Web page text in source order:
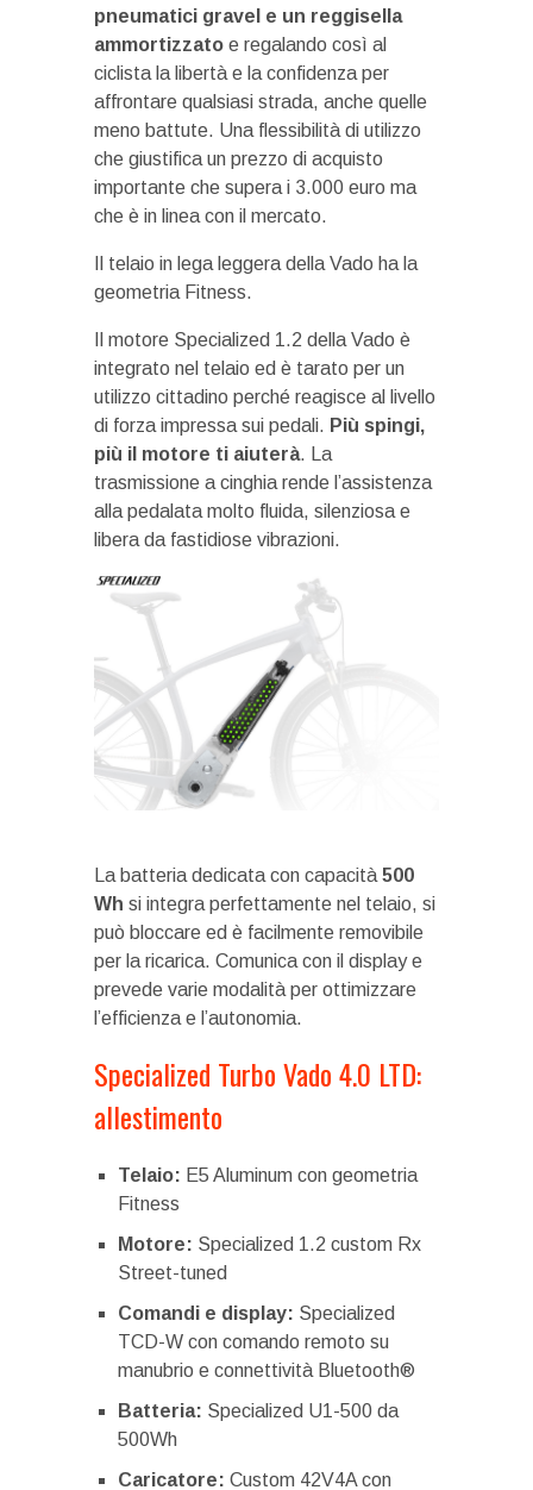
pneumatici gravel e un reggisella
ammortizzato e regalando così al
ciclista la libertà e la confidenza per
affrontare qualsiasi strada, anche quelle
meno battute. Una flessibilità di utilizzo
che giustifica un prezzo di acquisto
importante che supera i 3.000 euro ma
che è in linea con il mercato.
Il telaio in lega leggera della Vado ha la
geometria Fitness.
Il motore Specialized 1.2 della Vado è
integrato nel telaio ed è tarato per un
utilizzo cittadino perché reagisce al livello
di forza impressa sui pedali. Più spingi,
più il motore ti aiuterà. La
trasmissione a cinghia rende l’assistenza
alla pedalata molto fluida, silenziosa e
libera da fastidiose vibrazioni.
La batteria dedicata con capacità 500
Wh si integra perfettamente nel telaio, si
può bloccare ed è facilmente removibile
per la ricarica. Comunica con il display e
prevede varie modalità per ottimizzare
l’efficienza e l’autonomia.
Specialized Turbo Vado 4.0 LTD:
allestimento
Telaio: E5 Aluminum con geometria
Fitness
Motore: Specialized 1.2 custom Rx
Street-tuned
Comandi e display: Specialized
TCD-W con comando remoto su
manubrio e connettività Bluetooth®
Batteria: Specialized U1-500 da
500Wh
Caricatore: Custom 42V4A con